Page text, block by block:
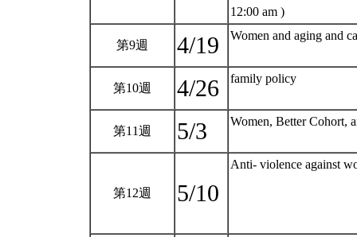
12:00 am )
第9週 4/19 Women and aging and
第10週 4/26 family policy
第11週 5/3 Women, Better Cohort,
第12週 5/10
Anti- violence against